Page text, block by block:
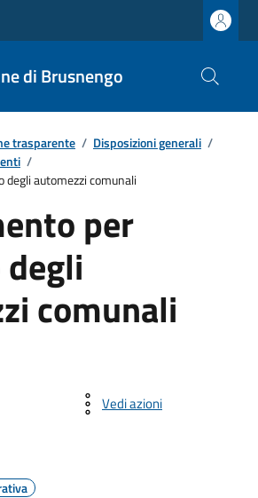
di Brusnengo
trasparente / Disposizioni generali /
/
degli automezzi comunali
per
comunali
Vedi azioni